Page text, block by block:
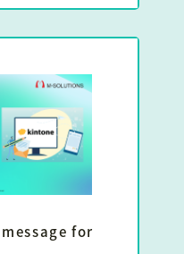
for